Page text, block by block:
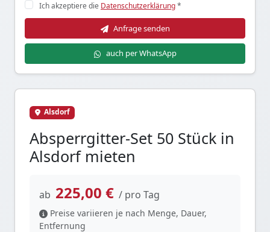
Ich akzeptiere die Datenschutzerklärung*
Anfrage senden
auch per WhatsApp
Alsdorf
Absperrgitter-Set 50 Stück in
Alsdorf mieten
ab 225,00 € / pro Tag
Preise variieren je nach Menge, Dauer,
Entfernung